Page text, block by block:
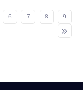
6 7 8 9